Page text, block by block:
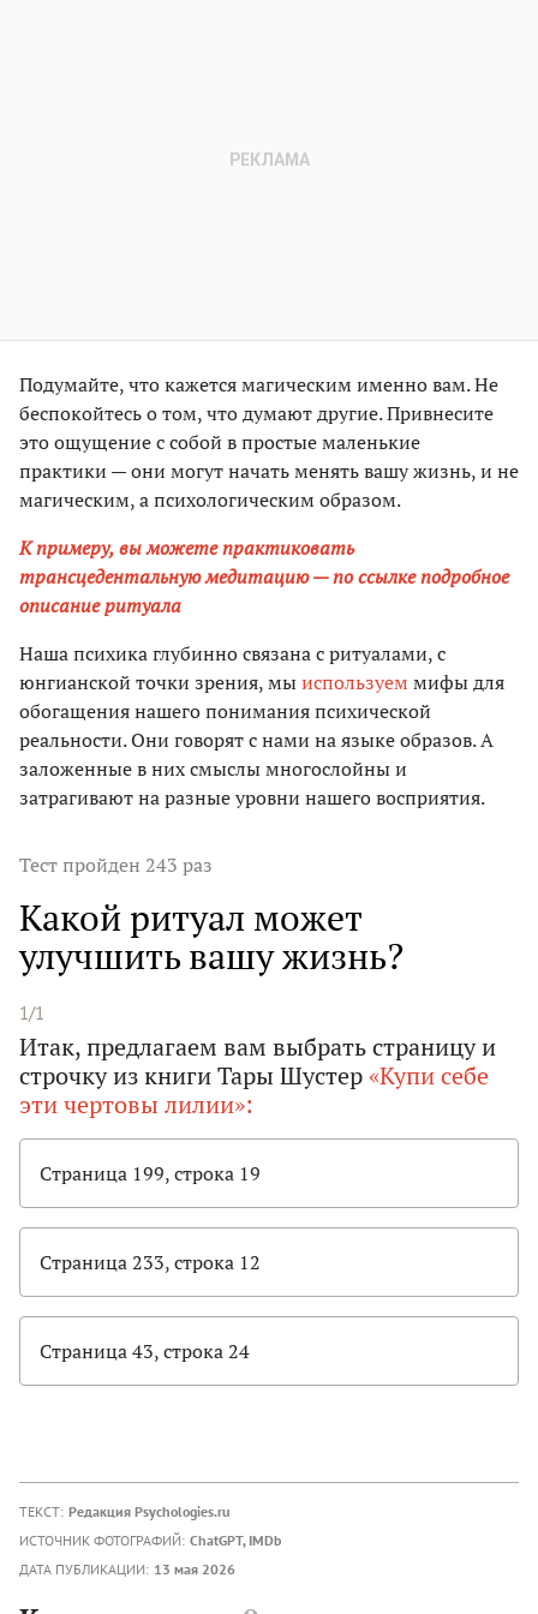
Подумайте, что кажется магическим именно вам. Не
беспокойтесь о том, что думают другие. Привнесите
это ощущение с собой в простые маленькие
практики — они могут начать менять вашу жизнь, и не
магическим, а психологическим образом.
К примеру, вы можете практиковать
трансцедентальную медитацию — по ссылке подробное
описание ритуала
Наша психика глубинно связана с ритуалами, с
юнгианской точки зрения, мыиспользуем мифы для
обогащения нашего понимания психической
реальности. Они говорят с нами на языке образов. А
заложенные в них смыслы многослойны и
затрагивают на разные уровни нашего восприятия.
Тестпройден 243 раз
Какой ритуал может
улучшить вашу жизнь?
1/1
Итак, предлагаем вам выбрать страницу и
строчку из книги Тары Шустер«Купи себе
эти чертовы лилии»:
Страница 199, строка 19
Страница 233, строка 12
Страница 43, строка 24
ТЕКСТ: Редакция Psychologies.ru
ИСТОЧНИК ФОТОГРАФИЙ: ChatGPT, IMDb
ДАТА ПУБЛИКАЦИИ: 13 мая 2026